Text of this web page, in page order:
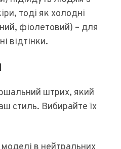
тоді як холодні
фіолетовий) – для
відтінки.
штрих, який
стиль. Вибирайте їх